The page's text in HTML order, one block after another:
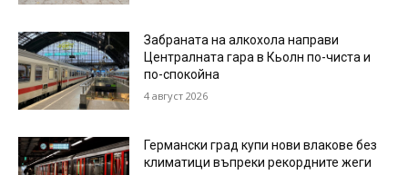
Забраната на алкохола направи
Централната гара в Кьолн по-чиста и
по-спокойна
4 август 2026
Германски град купи нови влакове без
климатици въпреки рекордните жеги